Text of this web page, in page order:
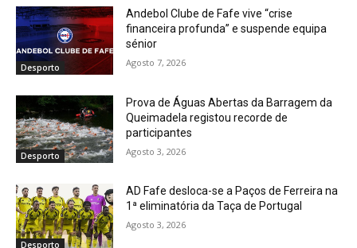
Desporto
Andebol Clube de Fafe vive “crise
financeira profunda” e suspende equipa
sénior
Agosto 7, 2026
Desporto
Prova de Águas Abertas da Barragem da
Queimadela registou recorde de
participantes
Agosto 3, 2026
Desporto
AD Fafe desloca-se a Paços de Ferreira na
1ª eliminatória da Taça de Portugal
Agosto 3, 2026